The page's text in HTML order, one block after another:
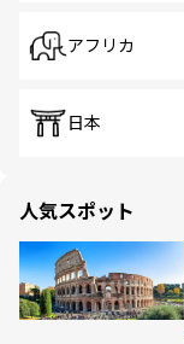
アフリカ
日本
人気スポット